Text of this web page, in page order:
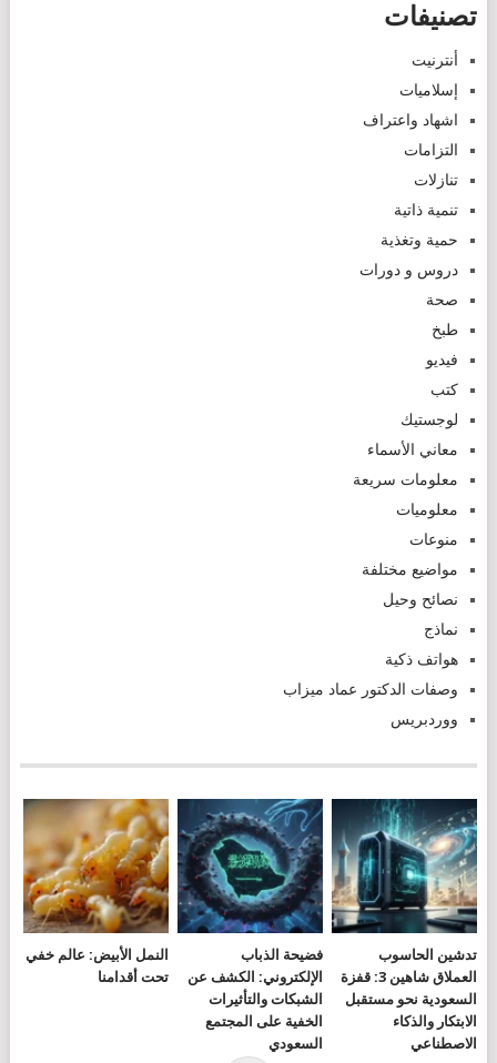
تصنيفات
أنترنيت
إسلاميات
اشهاد واعتراف
التزامات
تنازلات
تنمية ذاتية
حمية وتغذية
دروس و دورات
صحة
طبخ
فيديو
كتب
لوجستيك
معاني الأسماء
معلومات سريعة
معلوميات
منوعات
مواضيع مختلفة
نصائح وحيل
نماذج
هواتف ذكية
وصفات الدكتور عماد ميزاب
ووردبريس
تدشين الحاسوب
العملاق شاهين 3: قفزة
السعودية نحو مستقبل
الابتكار والذكاء
الاصطناعي
فضيحة الذباب
الإلكتروني: الكشف عن
الشبكات والتأثيرات
الخفية على المجتمع
السعودي
النمل الأبيض: عالم خفي
تحت أقدامنا